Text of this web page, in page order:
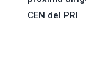
entradas
CEN del PRI